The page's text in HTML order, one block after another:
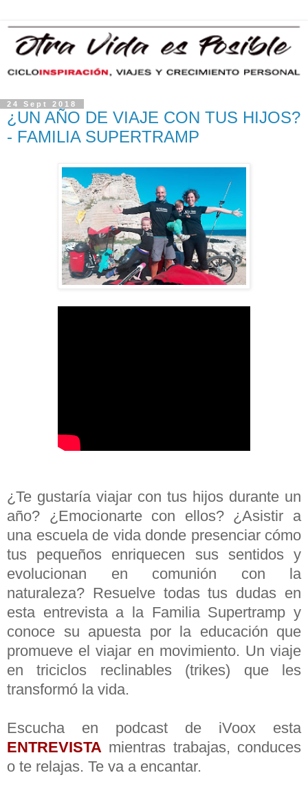
24 Sept 2018
¿UN AÑO DE VIAJE CON TUS HIJOS?
- FAMILIA SUPERTRAMP
¿Te gustaría viajar con tus hijos durante un
año? ¿Emocionarte con ellos? ¿Asistir a
una escuela de vida donde presenciar cómo
tus pequeños enriquecen sus sentidos y
evolucionan en comunión con la
naturaleza? Resuelve todas tus dudas en
esta entrevista a la Familia Supertramp y
conoce su apuesta por la educación que
promueve el viajar en movimiento. Un viaje
en triciclos reclinables (trikes) que les
transformó la vida.
Escucha en podcast de iVoox esta
ENTREVISTA mientras trabajas, conduces
o te relajas. Te va a encantar.